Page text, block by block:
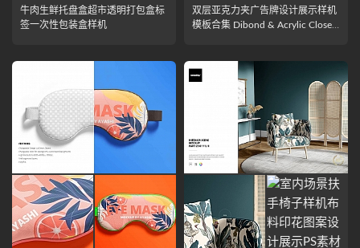
牛肉生鲜托盘盒超市透明打包盒标
签一次性包装盒样机
双层亚克力夹广告牌设计展示样机
模板合集 Dibond & Acrylic Closeu